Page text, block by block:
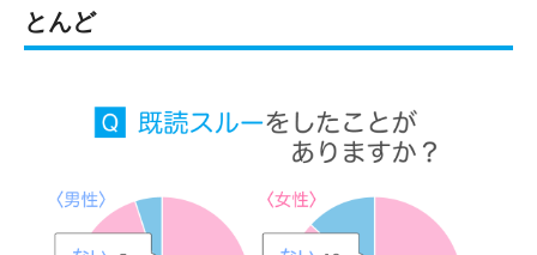
とんど